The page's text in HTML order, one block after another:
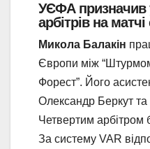
УЄФА призначив
арбітрів на
Микола Балакін
Європи між
Форест”. Його
Олександр Беркут
Четвертим арбітром
За систему VAR